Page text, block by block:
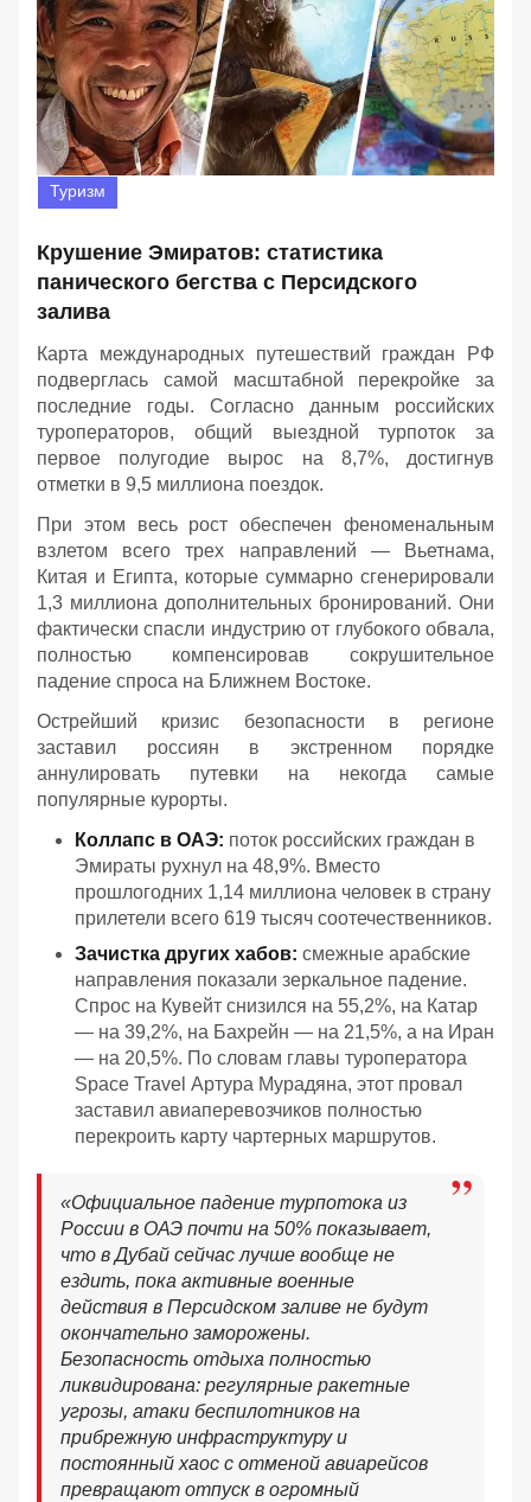
Туризм
Крушение Эмиратов: статистика
панического бегства с Персидского
залива
Карта международных путешествий граждан РФ
подверглась самой масштабной перекройке за
последние годы. Согласно данным российских
туроператоров, общий выездной турпоток за
первое полугодие вырос на 8,7%, достигнув
отметки в 9,5 миллиона поездок.
При этом весь рост обеспечен феноменальным
взлетом всего трех направлений — Вьетнама,
Китая и Египта, которые суммарно сгенерировали
1,3 миллиона дополнительных бронирований. Они
фактически спасли индустрию от глубокого обвала,
полностью компенсировав сокрушительное
падение спроса на Ближнем Востоке.
Острейший кризис безопасности в регионе
заставил россиян в экстренном порядке
аннулировать путевки на некогда самые
популярные курорты.
Коллапс в ОАЭ: поток российских граждан в
Эмираты рухнул на 48,9%. Вместо
прошлогодних 1,14 миллиона человек в страну
прилетели всего 619 тысяч соотечественников.
Зачистка других хабов: смежные арабские
направления показали зеркальное падение.
Спрос на Кувейт снизился на 55,2%, на Катар
— на 39,2%, на Бахрейн — на 21,5%, а на Иран
— на 20,5%. По словам главы туроператора
Spaсe Travel Артура Мурадяна, этот провал
заставил авиаперевозчиков полностью
перекроить карту чартерных маршрутов.
«Официальное падение турпотока из
России в ОАЭ почти на 50% показывает,
что в Дубай сейчас лучше вообще не
ездить, пока активные военные
действия в Персидском заливе не будут
окончательно заморожены.
Безопасность отдыха полностью
ликвидирована: регулярные ракетные
угрозы, атаки беспилотников на
прибрежную инфраструктуру и
постоянный хаос с отменой авиарейсов
превращают отпуск в огромный